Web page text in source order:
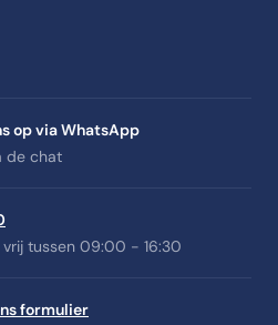
op via WhatsApp
de chat
tussen 09:00 - 16:30
formulier